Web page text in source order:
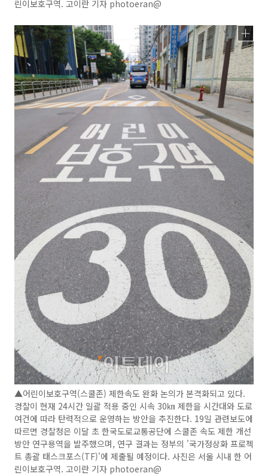
린이보호구역. 고이란 기자 photoeran@
▲어린이보호구역(스쿨존) 제한속도 완화 논의가 본격화되고 있다.
경찰이 현재 24시간 일괄 적용 중인 시속 30㎞ 제한을 시간대와 도로
여건에 따라 탄력적으로 운영하는 방안을 추진한다. 19일 관련보도에
따르면 경찰청은 이달 초 한국도로교통공단에 스쿨존 속도 제한 개선
방안 연구용역을 발주했으며, 연구 결과는 정부의 '국가정상화 프로젝
트 총괄 태스크포스(TF)'에 제출될 예정이다. 사진은 서울 시내 한 어
린이보호구역. 고이란 기자 photoeran@